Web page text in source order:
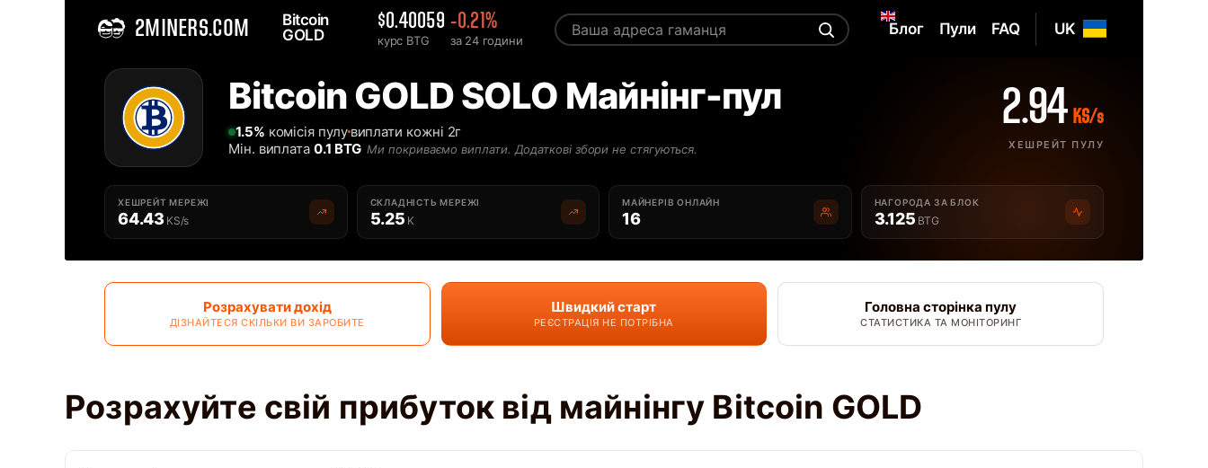
2MINERS.COM
Bitcoin
GOLD
$0.40059
курс BTG
-0.21%
за 24 години
UK
Блог Пули FAQ
Cоло Bitcoin GOLD BTG майнінг-пул українською - 2MinersBitcoin GOLD SOLO Майнінг-пул
1.5% комісія пулувиплати кожні 2г
Мін. виплата 0.1 BTG Ми покриваємо виплати. Додаткові збори не стягуються.
2.94 KS/s
ХЕШРЕЙТ ПУЛУ
ХЕШРЕЙТ МЕРЕЖІ
64.43 KS/s
СКЛАДНІСТЬ МЕРЕЖІ
5.25 K
МАЙНЕРІВ ОНЛАЙН
16
НАГОРОДА ЗА БЛОК
3.125 BTG
Розрахувати дохід
ДІЗНАЙТЕСЯ СКІЛЬКИ ВИ ЗАРОБИТЕ
Швидкий старт
РЕЄСТРАЦІЯ НЕ ПОТРІБНА
Головна сторінка пулу
СТАТИСТИКА ТА МОНІТОРИНГ
Розрахуйте свій прибуток від майнінгу Bitcoin GOLD